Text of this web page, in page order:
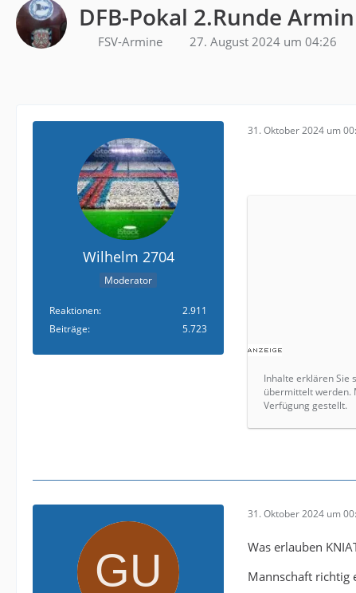
DFB-Pokal 2.Runde
FSV-Armine 27. August 2024 um 04:26
Wilhelm 2704
Moderator
Reaktionen
2.911
Beiträge
5.723
31. Oktober 2024 um
Inhalte erklären Sie
übermittelt werden.
Verfügung gestellt.
31. Oktober 2024 um
Was erlauben
Mannschaft richtig